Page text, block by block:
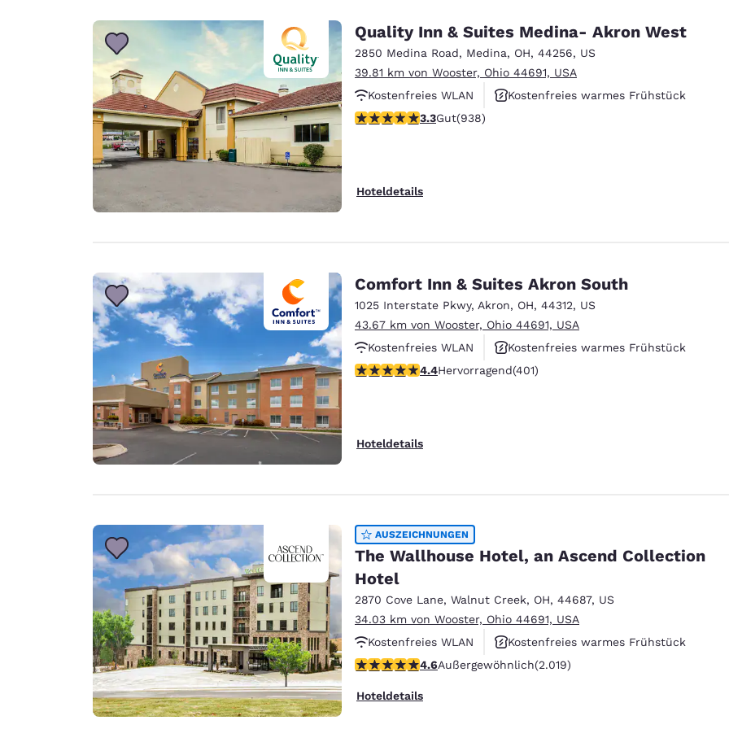
Quality Inn & Suites Medina- Akron West
2850 Medina Road, Medina, OH, 44256, US
39.81 km von Wooster, Ohio 44691, USA
Kostenfreies WLAN
Kostenfreies warmes Frühstück
Haustierfreundlich
3.32-Sterne-Bewertung. Gut. 938 Bewertungen
3.3Gut(938)
Hoteldetails
Comfort Inn & Suites Akron South
1025 Interstate Pkwy, Akron, OH, 44312, US
43.67 km von Wooster, Ohio 44691, USA
Kostenfreies WLAN
Kostenfreies warmes Frühstück
Rauchfrei
4.41-Sterne-Bewertung. Hervorragend. 401 Bewertungen
4.4Hervorragend(401)
Hoteldetails
AUSZEICHNUNGEN
The Wallhouse Hotel, an Ascend Collection
Hotel
2870 Cove Lane, Walnut Creek, OH, 44687, US
34.03 km von Wooster, Ohio 44691, USA
Kostenfreies WLAN
Kostenfreies warmes Frühstück
Rauchfrei
4.63-Sterne-Bewertung. Außergewöhnlich. 2019 Bewertungen
4.6Außergewöhnlich(2.019)
Hoteldetails